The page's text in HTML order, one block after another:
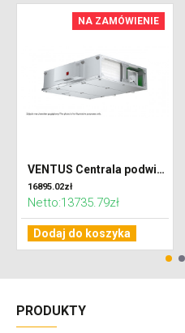
NA ZAMÓWIENIE
VENTUS Centrala podwieszana nawiewno-wywiewna VVS010s FPV-FPV, WYDATEK: 1100m³/h, EP: 300Pa
16895.02zł
Netto:13735.79zł
Dodaj do koszyka
PRODUKTY